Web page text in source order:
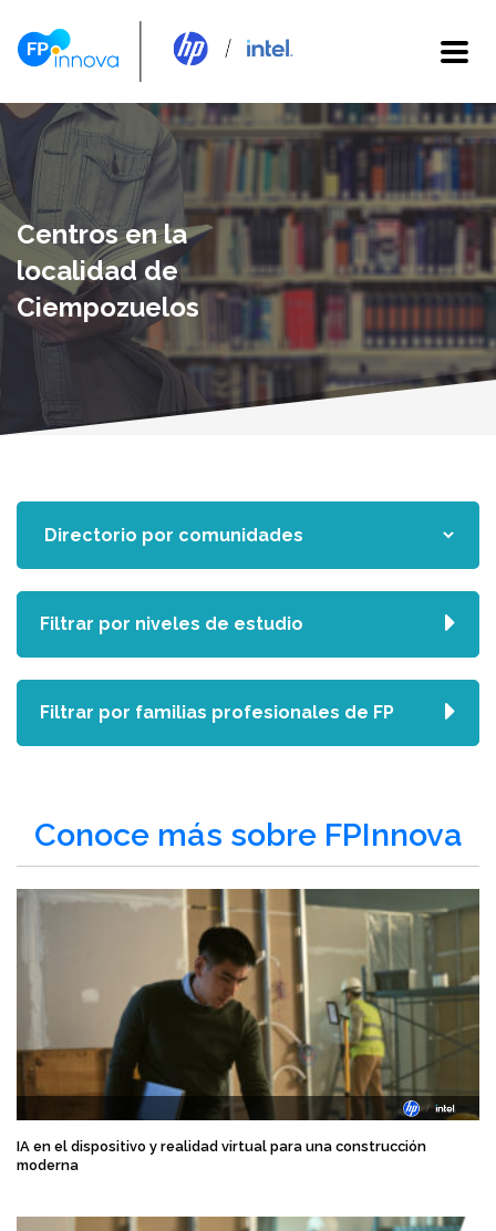
Centros en la
localidad de
Ciempozuelos
Conoce más sobre FPInnova
IA en el dispositivo y realidad virtual para una construcción
moderna
Filtrar por niveles de estudio
Filtrar por familias profesionales de FP